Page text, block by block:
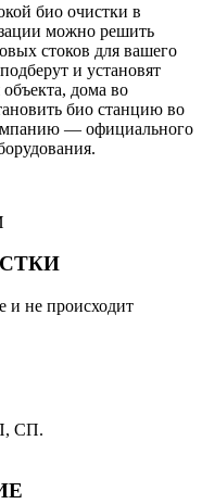
био очистки в
можно решить
стоков для вашего
и установят
дома во
био станцию во
— официального
и не происходит
СП.